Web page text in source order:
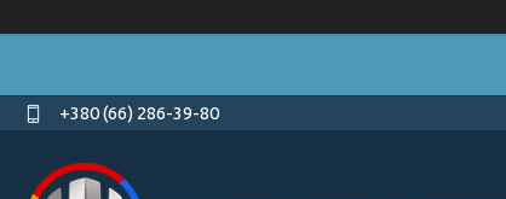
+380 (66) 286-39-80